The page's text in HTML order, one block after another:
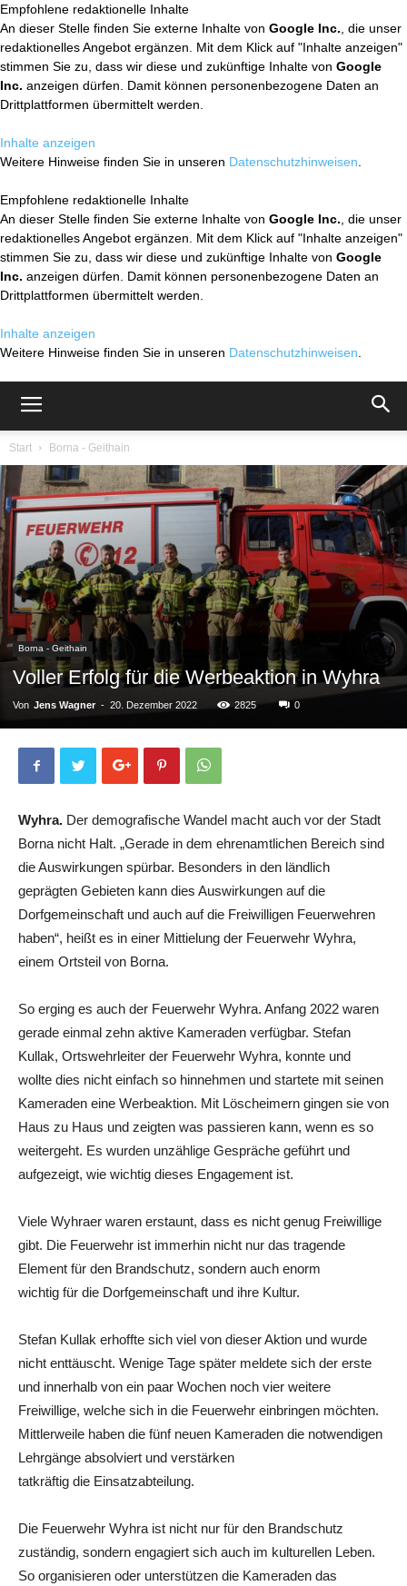
Empfohlene redaktionelle Inhalte
An dieser Stelle finden Sie externe Inhalte von Google Inc. , die unser
redaktionelles Angebot ergänzen. Mit dem Klick auf "Inhalte anzeigen"
stimmen Sie zu, dass wir diese und zukünftige Inhalte von Google
Inc. anzeigen dürfen. Damit können personenbezogene Daten an
Drittplattformen übermittelt werden.
Inhalte anzeigen
Weitere Hinweise finden Sie in unseren Datenschutzhinweisen
Empfohlene redaktionelle Inhalte
An dieser Stelle finden Sie externe Inhalte von Google Inc. , die unser
redaktionelles Angebot ergänzen. Mit dem Klick auf "Inhalte anzeigen"
stimmen Sie zu, dass wir diese und zukünftige Inhalte von Google
Inc. anzeigen dürfen. Damit können personenbezogene Daten an
Drittplattformen übermittelt werden.
Inhalte anzeigen
Weitere Hinweise finden Sie in unseren Datenschutzhinweisen
Start Borna - Geithain
Borna - Geithain
Voller Erfolg für die Werbeaktion in Wyhra
Von Jens Wagner - 20. Dezember 2022 2825 0
Wyhra. Der demografische Wandel macht auch vor der Stadt
Borna nicht Halt. „Gerade in dem ehrenamtlichen Bereich sind
die Auswirkungen spürbar. Besonders in den ländlich
geprägten Gebieten kann dies Auswirkungen auf die
Dorfgemeinschaft und auch auf die Freiwilligen Feuerwehren
haben“, heißt es in einer Mittielung der Feuerwehr Wyhra,
einem Ortsteil von Borna.
So erging es auch der Feuerwehr Wyhra. Anfang 2022 waren
gerade einmal zehn aktive Kameraden verfügbar. Stefan
Kullak, Ortswehrleiter der Feuerwehr Wyhra, konnte und
wollte dies nicht einfach so hinnehmen und startete mit seinen
Kameraden eine Werbeaktion. Mit Löscheimern gingen sie von
Haus zu Haus und zeigten was passieren kann, wenn es so
weitergeht. Es wurden unzählige Gespräche geführt und
aufgezeigt, wie wichtig dieses Engagement ist.
Viele Wyhraer waren erstaunt, dass es nicht genug Freiwillige
gibt. Die Feuerwehr ist immerhin nicht nur das tragende
Element für den Brandschutz, sondern auch enorm
wichtig für die Dorfgemeinschaft und ihre Kultur.
Stefan Kullak erhoffte sich viel von dieser Aktion und wurde
nicht enttäuscht. Wenige Tage später meldete sich der erste
und innerhalb von ein paar Wochen noch vier weitere
Freiwillige, welche sich in die Feuerwehr einbringen möchten.
Mittlerweile haben die fünf neuen Kameraden die notwendigen
Lehrgänge absolviert und verstärken
tatkräftig die Einsatzabteilung.
Die Feuerwehr Wyhra ist nicht nur für den Brandschutz
zuständig, sondern engagiert sich auch im kulturellen Leben.
So organisieren oder unterstützen die Kameraden das